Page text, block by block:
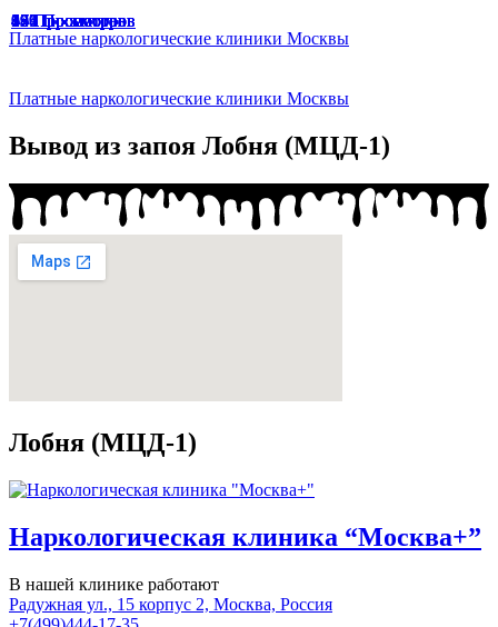
Платные наркологические клиники Москвы
Платные наркологические клиники Москвы
Вывод из запоя Лобня (МЦД-1)
Лобня (МЦД-1)
49 Просмотров
Наркологическая клиника “Москва+”
В нашей клинике работают
Радужная ул., 15 корпус 2, Москва, Россия
166 Просмотров
67 Просмотров
65 Просмотров
33 Просмотра
47 Просмотров
174 Просмотра
187 Просмотров
136 Просмотров
94 Просмотра
191 Просмотр
129 Просмотров
45 Просмотров